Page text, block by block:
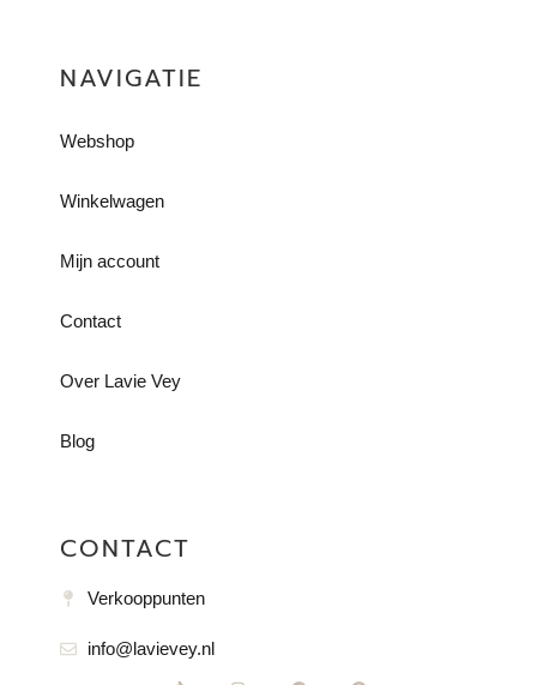
NAVIGATIE
Webshop
Winkelwagen
Mijn account
Contact
Over Lavie Vey
Blog
CONTACT
Verkooppunten
info@lavievey.nl